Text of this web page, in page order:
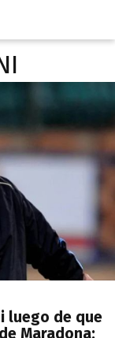
luego de que
Maradona: